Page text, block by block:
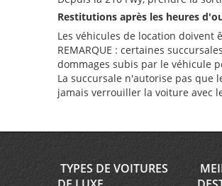
Restitutions après les heures
Les véhicules de location
REMARQUE : certaines
dommages subis par le véhicule
La succursale n'autorise pas que
jamais verrouiller la voiture avec
TYPES DE VOITURES